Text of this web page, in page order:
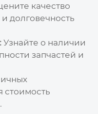
качество
долговечность
Узнайте о наличии
запчастей и
стоимость